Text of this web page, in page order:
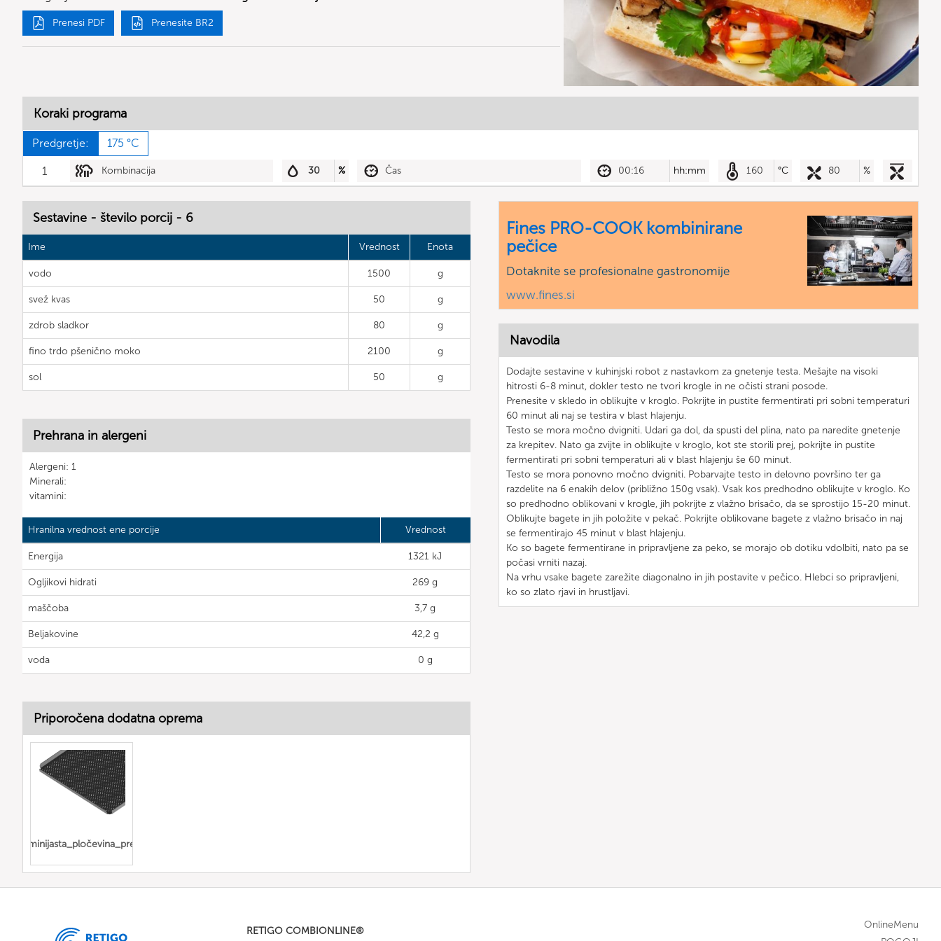
Prenesi PDF Prenesite BR2
Koraki programa
Predgretje: 175 °C
1 Kombinacija 30 % Čas 00:16 hh:mm 160 °C 80 %
Sestavine - število porcij - 6
Ime Vrednost Enota
vodo 1500 g
svež kvas 50 g
zdrob sladkor 80 g
fino trdo pšenično moko 2100 g
sol 50 g
Prehrana in alergeni
Alergeni: 1
Minerali:
vitamini:
Hranilna vrednost ene porcije Vrednost
Energija 1321 kJ
Ogljikovi hidrati 269 g
maščoba 3,7 g
Beljakovine 42,2 g
voda 0 g
Fines PRO-COOK kombinirane
pečice
Dotaknite se profesionalne gastronomije
www.fines.si
Navodila
Dodajte sestavine v kuhinjski robot z nastavkom za gnetenje testa. Mešajte na visoki
hitrosti 6-8 minut, dokler testo ne tvori krogle in ne očisti strani posode.
Prenesite v skledo in oblikujte v kroglo. Pokrijte in pustite fermentirati pri sobni temperaturi
60 minut ali naj se testira v blast hlajenju.
Testo se mora močno dvigniti. Udari ga dol, da spusti del plina, nato pa naredite gnetenje
za krepitev. Nato ga zvijte in oblikujte v kroglo, kot ste storili prej, pokrijte in pustite
fermentirati pri sobni temperaturi ali v blast hlajenju še 60 minut.
Testo se mora ponovno močno dvigniti. Pobarvajte testo in delovno površino ter ga
razdelite na 6 enakih delov (približno 150g vsak). Vsak kos predhodno oblikujte v kroglo. Ko
so predhodno oblikovani v krogle, jih pokrijte z vlažno brisačo, da se sprostijo 15-20 minut.
Oblikujte bagete in jih položite v pekač. Pokrijte oblikovane bagete z vlažno brisačo in naj
se fermentirajo 45 minut v blast hlajenju.
Ko so bagete fermentirane in pripravljene za peko, se morajo ob dotiku vdolbiti, nato pa se
počasi vrniti nazaj.
Na vrhu vsake bagete zarežite diagonalno in jih postavite v pečico. Hlebci so pripravljeni,
ko so zlato rjavi in hrustljavi.
Priporočena dodatna oprema
RETIGO COMBIONLINE®
OnlineMenu